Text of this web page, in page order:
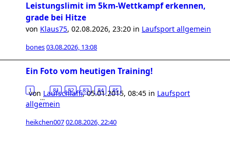
Leistungslimit im 5km-Wettkampf erkennen,
grade bei Hitze
von Klaus75, 02.08.2026, 23:20 in Laufsport allgemein
bones03.08.2026, 13:08
Ein Foto vom heutigen Training!
1
…
81 82 83 84 85
von Laufschlaffi,05.01.2015, 08:45 in Laufsport
allgemein
heikchen00702.08.2026, 22:40